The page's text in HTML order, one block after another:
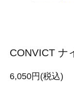
CONVICT ナ
6,050円(税込)